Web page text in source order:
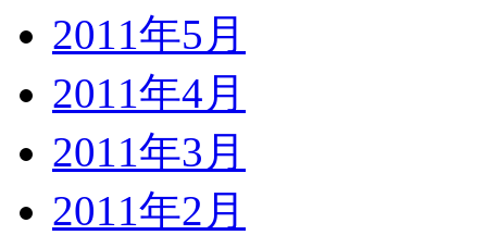
2011年5月
2011年4月
2011年3月
2011年2月